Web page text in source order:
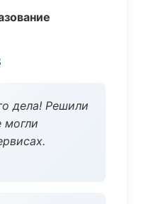
дела! Решили
могли